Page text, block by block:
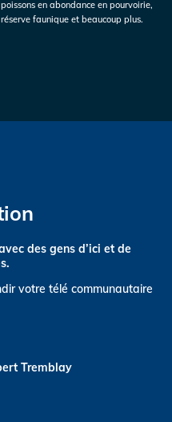
poissons en abondance en pourvoirie,
réserve faunique et beaucoup plus.
des gens d’ici et de
votre télé communautaire
Tremblay